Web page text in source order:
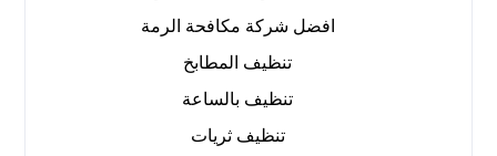
افضل شركة مكافحة الرمة
تنظيف المطابخ
تنظيف بالساعة
تنظيف ثريات